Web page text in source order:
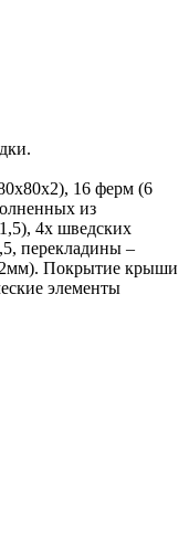
16 ферм (6
из
4х шведских
перекладины –
Покрытие крыши
элементы